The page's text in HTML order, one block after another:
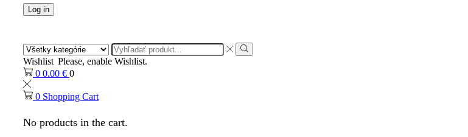
Log in
Search
input
Search
Wishlist Please, enable Wishlist.
0 0.00 € 0
0 Shopping Cart
No products in the cart.